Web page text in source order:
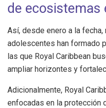
de ecosistemas
Así, desde enero a la
adolescentes han formado
las que Royal Caribbean
ampliar horizontes y
Adicionalmente, Royal
enfocadas en la protección